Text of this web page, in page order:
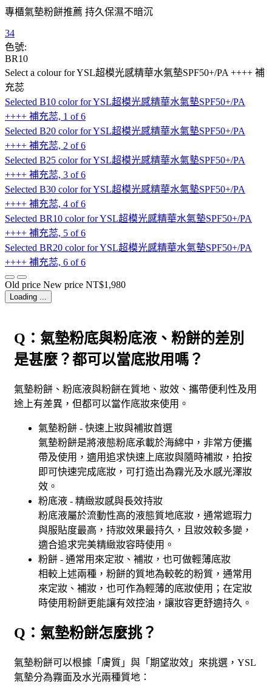
專櫃氣墊粉餅推薦 持久保濕不暗沉
34
色號:
BR10
Select a colourfor YSL超模光感精華水氣墊SPF50+/PA ++++ 補
充蕊
Selected B10 color for YSL超模光感精華水氣墊SPF50+/PA
++++ 補充蕊, 1 of 6
Selected B20 color for YSL超模光感精華水氣墊SPF50+/PA
++++ 補充蕊, 2 of 6
Selected B25 color for YSL超模光感精華水氣墊SPF50+/PA
++++ 補充蕊, 3 of 6
Selected B30 color for YSL超模光感精華水氣墊SPF50+/PA
++++ 補充蕊, 4 of 6
Selected BR10 color for YSL超模光感精華水氣墊SPF50+/PA
++++ 補充蕊, 5 of 6
Selected BR20 color for YSL超模光感精華水氣墊SPF50+/PA
++++ 補充蕊, 6 of 6
Old price New price NT$1,980
Loading ...
Q：氣墊粉底與粉底液、粉餅的差別
是甚麼？都可以當底妝用嗎？
氣墊粉餅、粉底液與粉餅在質地、妝效、攜帶便利性及用
途上有差異，但都可以當作底妝來使用。
氣墊粉餅 - 快速上妝與補妝首選
氣墊粉餅是將液態粉底承載於海綿中，非常方便攜
帶及使用，適用追求快速上底妝與隨時補妝，拍按
即可快速完成底妝，可打造出為霧光及水感光澤妝
效。
粉底液 - 精緻妝感與長效持妝
粉底液屬於流動性高的液態質地底妝，通常遮瑕力
與服貼度最高，持妝效果最持久，且妝效較多變，
適合追求完美精緻妝容時使用。
粉餅 - 通常用來定妝、補妝，也可做輕薄底妝
相較上述兩種，粉餅的質地為較乾的粉質，通常用
來定妝、補妝，也可作為輕薄的底妝使用；在定妝
時使用粉餅更能讓有效控油，讓妝容更舒適持久。
Q：氣墊粉餅怎麼挑？
氣墊粉餅可以根據「膚質」與「期望妝效」來挑選，YSL
氣墊分為霧面及水光兩種質地：